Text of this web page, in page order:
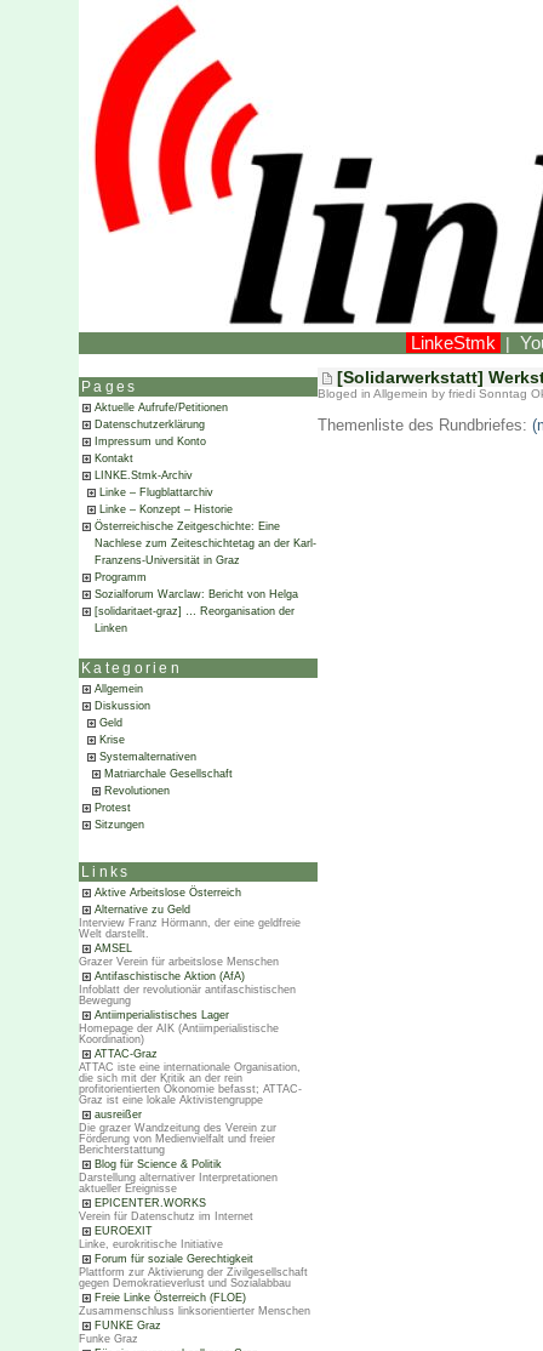
LinkeStmk |
Pages
Aktuelle Aufrufe/Petitionen
Datenschutzerklärung
Impressum und Konto
Kontakt
LINKE.Stmk-Archiv
Linke – Flugblattarchiv
Linke – Konzept – Historie
Österreichische Zeitgeschichte: Eine
Nachlese zum Zeiteschichtetag an der Karl-
Franzens-Universität in Graz
Programm
Sozialforum Warclaw: Bericht von Helga
[solidaritaet-graz] … Reorganisation der
Linken
Kategorien
Allgemein
Diskussion
Geld
Krise
Systemalternativen
Matriarchale Gesellschaft
Revolutionen
Protest
Sitzungen
Links
Aktive Arbeitslose Österreich
Alternative zu Geld
Interview Franz Hörmann, der eine geldfreie
Welt darstellt.
AMSEL
Grazer Verein für arbeitslose Menschen
Antifaschistische Aktion (AfA)
Infoblatt der revolutionär antifaschistischen
Bewegung
Antiimperialistisches Lager
Homepage der AIK (Antiimperialistische
Koordination)
ATTAC-Graz
ATTAC iste eine internationale Organisation,
die sich mit der Kritik an der rein
profitorientierten Ökonomie befasst; ATTAC-
Graz ist eine lokale Aktivistengruppe
ausreißer
Die grazer Wandzeitung des Verein zur
Förderung von Medienvielfalt und freier
Berichterstattung
Blog für Science & Politik
Darstellung alternativer Interpretationen
aktueller Ereignisse
EPICENTER.WORKS
Verein für Datenschutz im Internet
EUROEXIT
Linke, eurokritische Initiative
Forum für soziale Gerechtigkeit
Plattform zur Aktivierung der Zivilgesellschaft
gegen Demokratieverlust und Sozialabbau
Freie Linke Österreich (FLOE)
Zusammenschluss linksorientierter Menschen
FUNKE Graz
Funke Graz
[Solidarwerkstatt]
Bloged in Allgemein by friedi Sonntag
Themenliste des Rundbriefes: